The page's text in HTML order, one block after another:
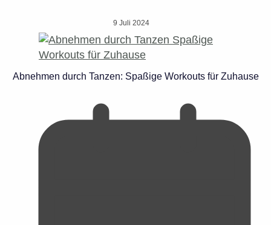
9 Juli 2024
Abnehmen durch Tanzen: Spaßige Workouts für Zuhause